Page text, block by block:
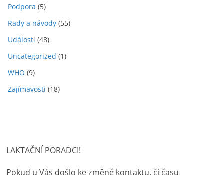
Podpora (5)
Rady a návody (55)
Události (48)
Uncategorized (1)
WHO (9)
Zajímavosti (18)
LAKTAČNÍ PORADCI!
Pokud u Vás došlo ke změně kontaktu, či času